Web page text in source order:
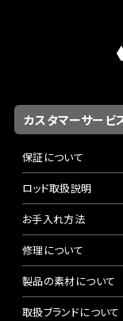
カスタマーサービ
保証について
ロッド取扱説明
お手入れ方法
修理について
製品の素材について
取扱ブランドについて